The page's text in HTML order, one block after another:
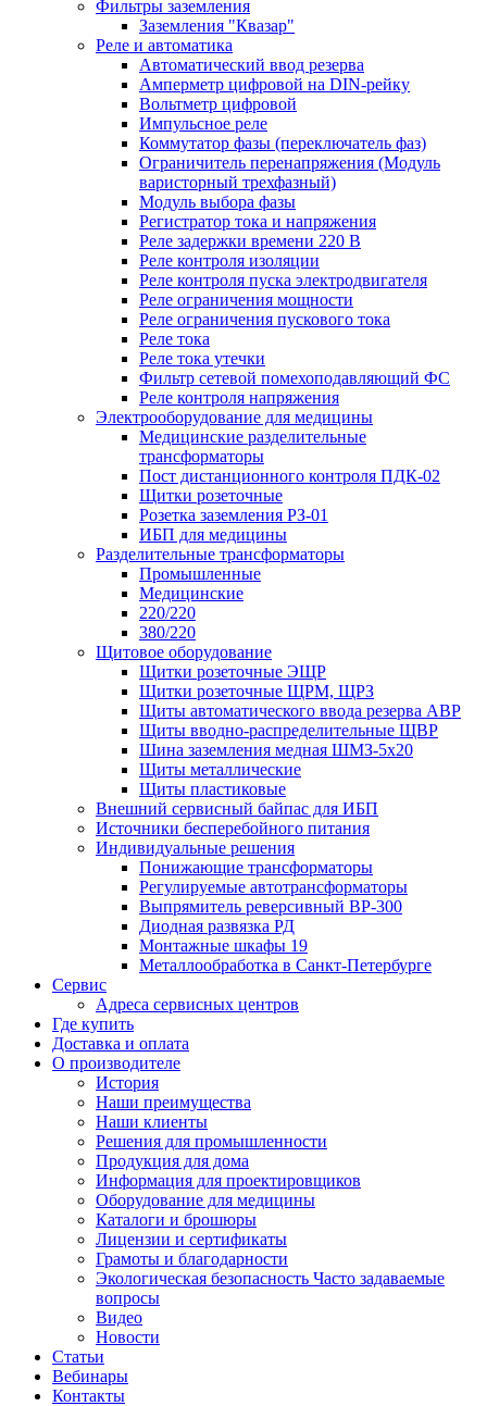
Фильтры заземления
Заземления "Квазар"
Реле и автоматика
Автоматический ввод резерва
Амперметр цифровой на DIN-рейку
Вольтметр цифровой
Импульсное реле
Коммутатор фазы (переключатель фаз)
Ограничитель перенапряжения (Модуль
варисторный трехфазный)
Модуль выбора фазы
Регистратор тока и напряжения
Реле задержки времени 220 В
Реле контроля изоляции
Реле контроля пуска электродвигателя
Реле ограничения мощности
Реле ограничения пускового тока
Реле тока
Реле тока утечки
Фильтр сетевой помехоподавляющий ФС
Реле контроля напряжения
Электрооборудование для медицины
Медицинские разделительные
трансформаторы
Пост дистанционного контроля ПДК-02
Щитки розеточные
Розетка заземления РЗ-01
ИБП для медицины
Разделительные трансформаторы
Промышленные
Медицинские
220/220
380/220
Щитовое оборудование
Щитки розеточные ЭЩР
Щитки розеточные ЩРМ, ЩРЗ
Щиты автоматического ввода резерва АВР
Щиты вводно-распределительные ЩВР
Шина заземления медная ШМЗ-5х20
Щиты металлические
Щиты пластиковые
Внешний сервисный байпас для ИБП
Источники бесперебойного питания
Индивидуальные решения
Понижающие трансформаторы
Регулируемые автотрансформаторы
Выпрямитель реверсивный ВР-300
Диодная развязка РД
Монтажные шкафы 19
Металлообработка в Санкт-Петербурге
Сервис
Адреса сервисных центров
Где купить
Доставка и оплата
О производителе
История
Наши преимущества
Наши клиенты
Решения для промышленности
Продукция для дома
Информация для проектировщиков
Оборудование для медицины
Каталоги и брошюры
Лицензии и сертификаты
Грамоты и благодарности
Экологическая безопасность Часто задаваемые
вопросы
Видео
Новости
Статьи
Вебинары
Контакты